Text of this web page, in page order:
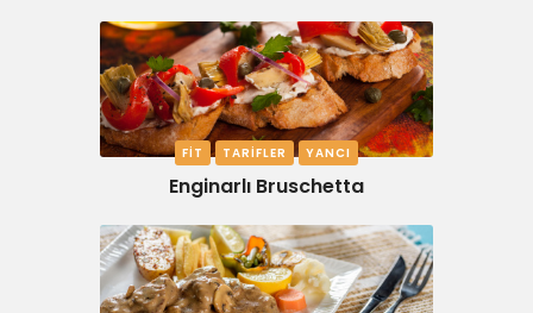
FIT TARIFLER YANCI
Enginarlı Bruschetta